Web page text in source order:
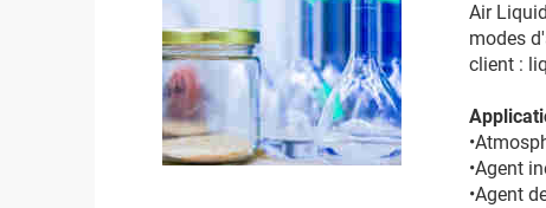
Air
modes
client :
•Agent
•Agent